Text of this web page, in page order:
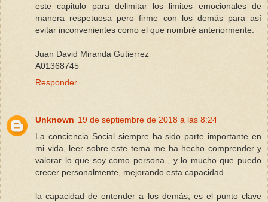
este capitulo para delimitar los limites emocionales de
manera respetuosa pero firme con los demás para así
evitar inconvenientes como el que nombré anteriormente.
Juan David Miranda Gutierrez
A01368745
Responder
Unknown 19 de septiembre de 2018 a las 8:24
La conciencia Social siempre ha sido parte importante en
mi vida, leer sobre este tema me ha hecho comprender y
valorar lo que soy como persona , y lo mucho que puedo
crecer personalmente, mejorando esta capacidad.
la capacidad de entender a los demás, es el punto clave